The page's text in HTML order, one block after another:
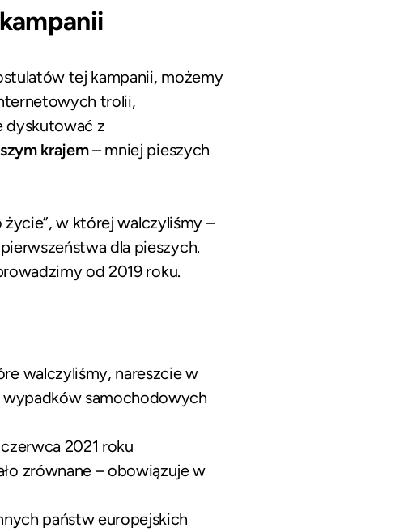
tej kampanii, możemy
trolii,
dyskutować z
krajem– mniej pieszych
w której walczyliśmy –
dla pieszych.
od 2019 roku.
walczyliśmy, nareszcie w
wypadków samochodowych
2021 roku
zrównane – obowiązuje w
państw europejskich